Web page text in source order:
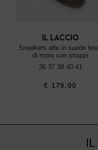
il laccio
sneakers alte in suede testa
di moro con strappi
36 37 38 40 41
€ 179.00